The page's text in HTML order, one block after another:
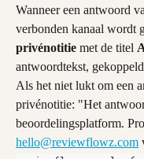
Wanneer een antwoord
verbonden kanaal wordt
privénotitie met de titel
antwoordtekst,
Als het niet lukt om een
privénotitie: "Het
beoordelingsplatform.
hello@reviewflowz.com